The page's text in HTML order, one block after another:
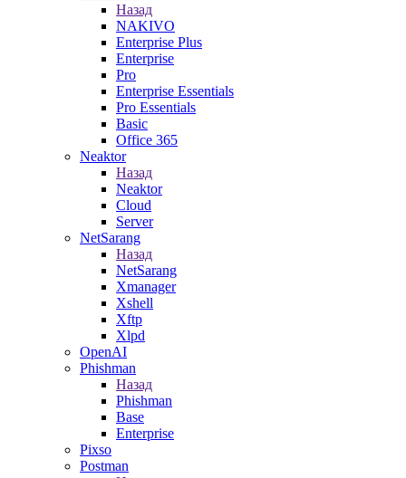
Назад
NAKIVO
Enterprise Plus
Enterprise
Pro
Enterprise Essentials
Pro Essentials
Basic
Office 365
Neaktor
Назад
Neaktor
Cloud
Server
NetSarang
Назад
NetSarang
Xmanager
Xshell
Xftp
Xlpd
OpenAI
Phishman
Назад
Phishman
Base
Enterprise
Pixso
Postman